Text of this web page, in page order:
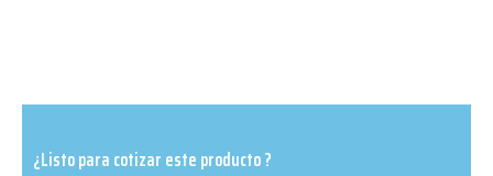
¿Listo para cotizar este producto ?